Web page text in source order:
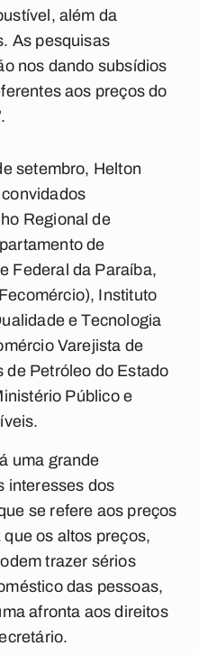
além da
As pesquisas
nos dando subsídios
aos preços do
setembro, Helton
Regional de
de
Federal da Paraíba,
Instituto
e Tecnologia
Varejista de
de Petróleo do Estado
Público e
uma grande
interesses dos
se refere aos preços
os altos preços,
trazer sérios
das pessoas,
afronta aos direitos